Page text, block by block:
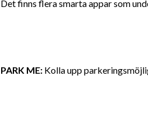
Det finns flera smarta appar som
PARK ME: Kolla upp